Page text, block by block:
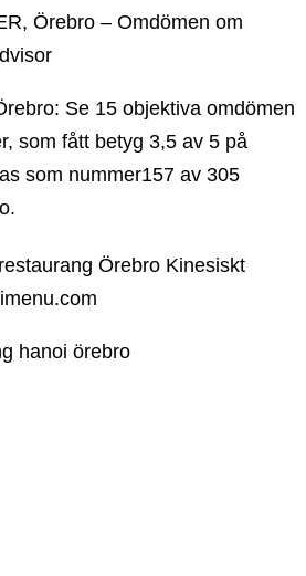
Örebro – Omdömen om
Se 15 objektiva omdömen
som fått betyg 3,5 av 5 på
som nummer157 av 305
Örebro Kinesiskt
hanoi örebro